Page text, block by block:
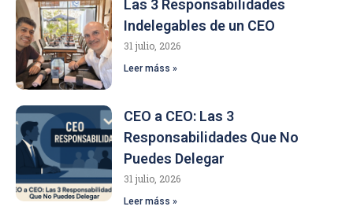
Las 3 Responsabilidades
Indelegables de un CEO
31 julio, 2026
Leer máss »
CEO a CEO: Las 3
Responsabilidades Que No
Puedes Delegar
31 julio, 2026
Leer máss »